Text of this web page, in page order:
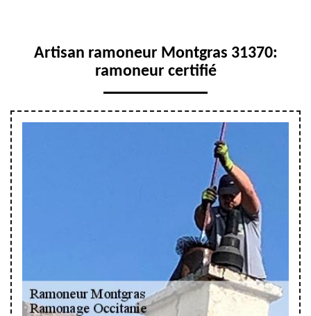
Artisan ramoneur Montgras 31370:
ramoneur certifié